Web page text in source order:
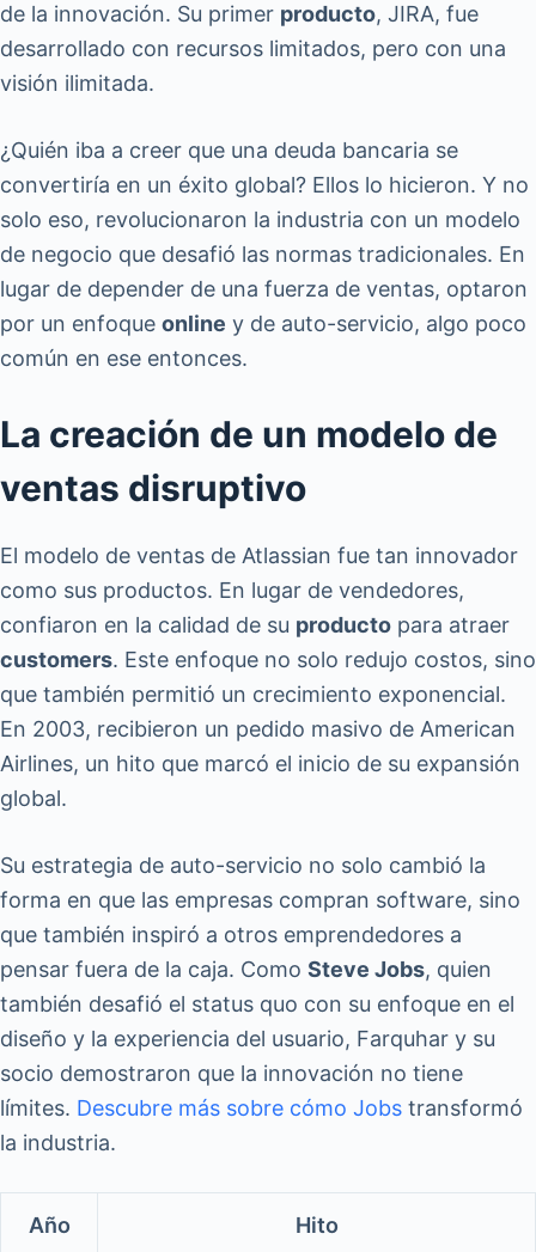
de la innovación. Su primer producto, JIRA, fue
desarrollado con recursos limitados, pero con una
visión ilimitada.
¿Quién iba a creer que una deuda bancaria se
convertiría en un éxito global? Ellos lo hicieron. Y no
solo eso, revolucionaron la industria con un modelo
de negocio que desafió las normas tradicionales. En
lugar de depender de una fuerza de ventas, optaron
por un enfoque online y de auto-servicio, algo poco
común en ese entonces.
La creación de un modelo de
ventas disruptivo
El modelo de ventas de Atlassian fue tan innovador
como sus productos. En lugar de vendedores,
confiaron en la calidad de su producto para atraer
customers. Este enfoque no solo redujo costos, sino
que también permitió un crecimiento exponencial.
En 2003, recibieron un pedido masivo de American
Airlines, un hito que marcó el inicio de su expansión
global.
Su estrategia de auto-servicio no solo cambió la
forma en que las empresas compran software, sino
que también inspiró a otros emprendedores a
pensar fuera de la caja. Como Steve Jobs, quien
también desafió el status quo con su enfoque en el
diseño y la experiencia del usuario, Farquhar y su
socio demostraron que la innovación no tiene
límites. Descubre más sobre cómo Jobs transformó
la industria.
Año Hito